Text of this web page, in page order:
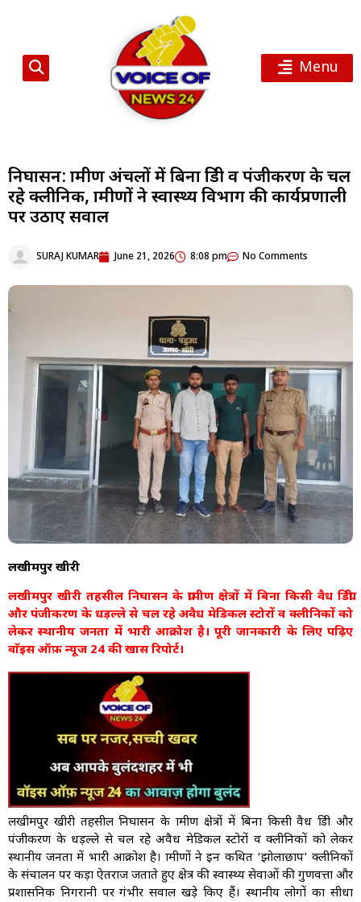
Menu
निघासन: ग्रामीण अंचलों में बिना डिग्री व पंजीकरण के चल
रहे क्लीनिक, ग्रामीणों ने स्वास्थ्य विभाग की कार्यप्रणाली
पर उठाए सवाल
SURAJ KUMAR June 21, 2026 8:08 pm No Comments
लखीमपुर खीरी
लखीमपुर खीरी तहसील निघासन के ग्रामीण क्षेत्रों में बिना किसी वैध डिग्री
और पंजीकरण के धड़ल्ले से चल रहे अवैध मेडिकल स्टोरों व क्लीनिकों को
लेकर स्थानीय जनता में भारी आक्रोश है। पूरी जानकारी के लिए पढ़िए
वाॅइस ऑफ़ न्यूज 24 की खास रिपोर्ट।
लखीमपुर खीरी तहसील निघासन के ग्रामीण क्षेत्रों में बिना किसी वैध डिग्री और
पंजीकरण के धड़ल्ले से चल रहे अवैध मेडिकल स्टोरों व क्लीनिकों को लेकर
स्थानीय जनता में भारी आक्रोश है। ग्रामीणों ने इन कथित ‘झोलाछाप’ क्लीनिकों
के संचालन पर कड़ा ऐतराज जताते हुए क्षेत्र की स्वास्थ्य सेवाओं की गुणवत्ता और
प्रशासनिक निगरानी पर गंभीर सवाल खड़े किए हैं। स्थानीय लोगों का सीधा